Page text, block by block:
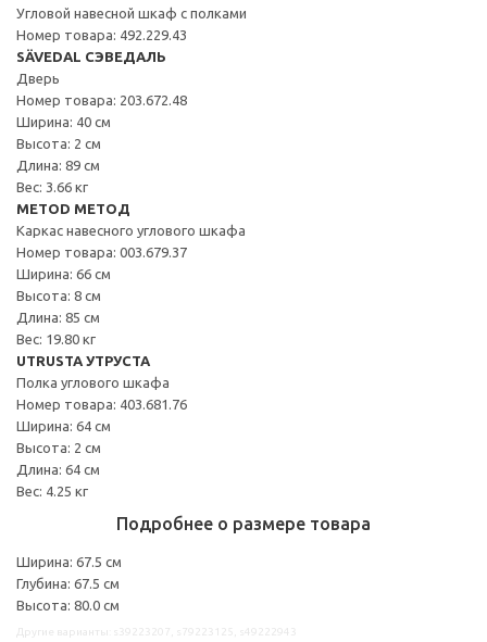
Угловой навесной шкаф с полками
Номер товара: 492.229.43
SÄVEDAL СЭВЕДАЛЬ
Дверь
Номер товара: 203.672.48
Ширина: 40 см
Высота: 2 см
Длина: 89 см
Вес: 3.66 кг
METOD МЕТОД
Каркас навесного углового шкафа
Номер товара: 003.679.37
Ширина: 66 см
Высота: 8 см
Длина: 85 см
Вес: 19.80 кг
UTRUSTA УТРУСТА
Полка углового шкафа
Номер товара: 403.681.76
Ширина: 64 см
Высота: 2 см
Длина: 64 см
Вес: 4.25 кг
Подробнее о размере товара
Ширина: 67.5 см
Глубина: 67.5 см
Высота: 80.0 см